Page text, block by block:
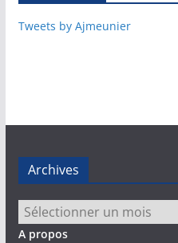
Tweets by Ajmeunier
Archives
Archives
A propos